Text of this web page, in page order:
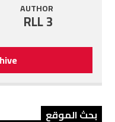
AUTHOR
RLL 3
بحث الموقع